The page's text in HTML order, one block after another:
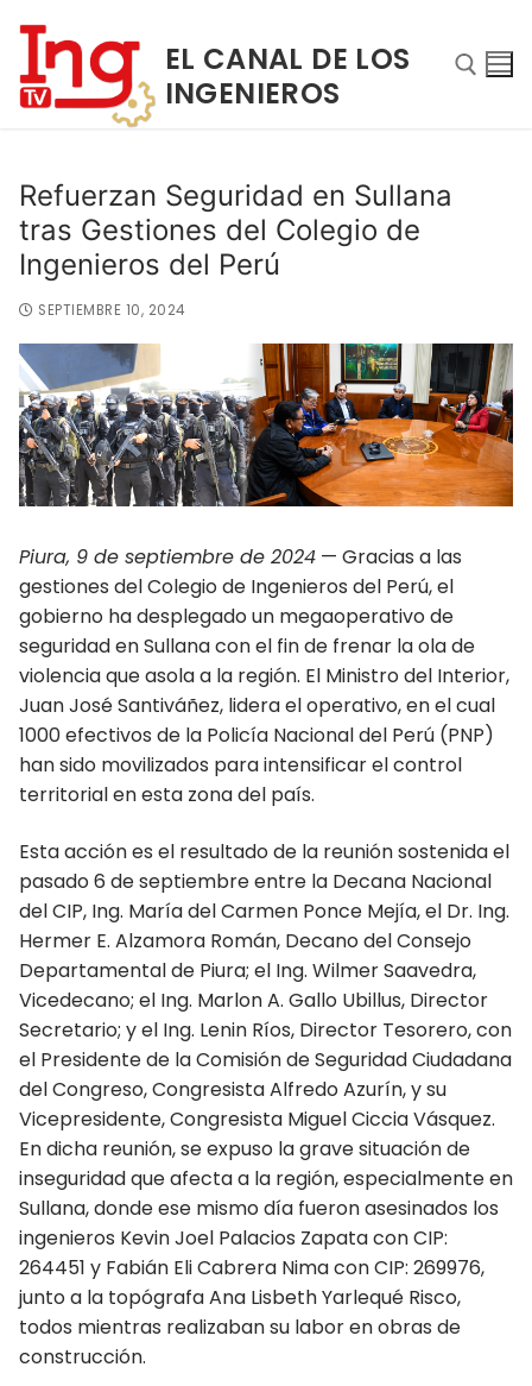
EL CANAL DE LOS
INGENIEROS
INICIO
NOSOTROS
PUBLICACIONES
CONSEJOS DEPARTAMENTALES
Amazonas
Ancash Chimbote
Ancash Huaraz
Arequipa
Ayacucho
Cajamarca
Callao
Cusco
Huancavelica
Huánuco
Ica
Junín
La Libertad Trujillo
Refuerzan Seguridad en Sullana
tras Gestiones del Colegio de
Ingenieros del Perú
SEPTIEMBRE 10, 2024
Piura, 9 de septiembre de 2024 — Gracias a las
gestiones del Colegio de Ingenieros del Perú, el
gobierno ha desplegado un megaoperativo de
seguridad en Sullana con el fin de frenar la ola de
violencia que asola a la región. El Ministro del Interior,
Juan José Santiváñez, lidera el operativo, en el cual
1000 efectivos de la Policía Nacional del Perú (PNP)
han sido movilizados para intensificar el control
territorial en esta zona del país.
Esta acción es el resultado de la reunión sostenida el
pasado 6 de septiembre entre la Decana Nacional
del CIP, Ing. María del Carmen Ponce Mejía, el Dr. Ing.
Hermer E. Alzamora Román, Decano del Consejo
Departamental de Piura; el Ing. Wilmer Saavedra,
Vicedecano; el Ing. Marlon A. Gallo Ubillus, Director
Secretario; y el Ing. Lenin Ríos, Director Tesorero, con
el Presidente de la Comisión de Seguridad Ciudadana
del Congreso, Congresista Alfredo Azurín, y su
Vicepresidente, Congresista Miguel Ciccia Vásquez.
En dicha reunión, se expuso la grave situación de
inseguridad que afecta a la región, especialmente en
Sullana, donde ese mismo día fueron asesinados los
ingenieros Kevin Joel Palacios Zapata con CIP:
264451 y Fabián Eli Cabrera Nima con CIP: 269976,
junto a la topógrafa Ana Lisbeth Yarlequé Risco,
todos mientras realizaban su labor en obras de
construcción.